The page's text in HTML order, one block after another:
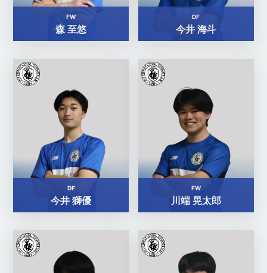
FW
森 至悠
DF
今井 海斗
DF
今井 獅優
FW
川端 晃太郎